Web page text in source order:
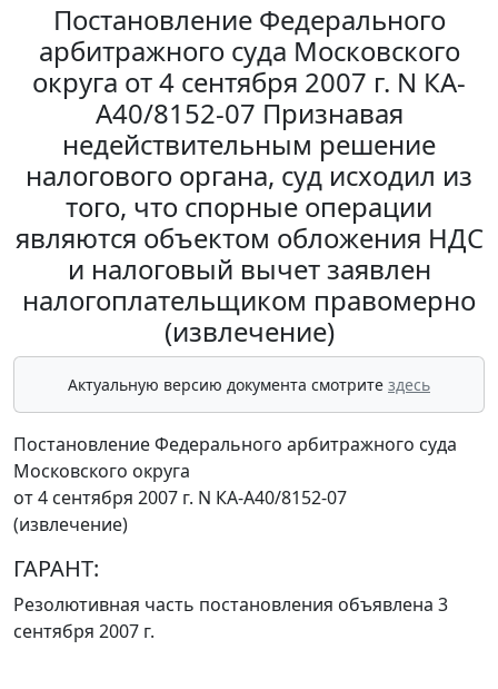
Постановление Федерального
арбитражного суда Московского
округа от 4 сентября 2007 г. N КА-
А40/8152-07 Признавая
недействительным решение
налогового органа, суд исходил из
того, что спорные операции
являются объектом обложения НДС
и налоговый вычет заявлен
налогоплательщиком правомерно
(извлечение)
Актуальную версию документа смотрите здесь
Постановление Федерального арбитражного суда
Московского округа
от 4 сентября 2007 г. N КА-А40/8152-07
(извлечение)
ГАРАНТ:
Резолютивная часть постановления объявлена 3
сентября 2007 г.